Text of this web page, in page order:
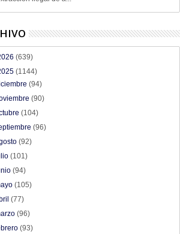
(639)
(1144)
(94)
(90)
(104)
(96)
(92)
(101)
(94)
(105)
(77)
(96)
(93)